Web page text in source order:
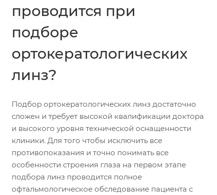
проводится при
подборе
ортокератологических
линз?
Подбор ортокератологических линз достаточно
сложен и требует высокой квалификации доктора
и высокого уровня технической оснащенности
клиники. Для того чтобы исключить все
противопоказания и точно понимать все
особенности строения глаза на первом этапе
подбора линз проводится полное
офтальмологическое обследование пациента с